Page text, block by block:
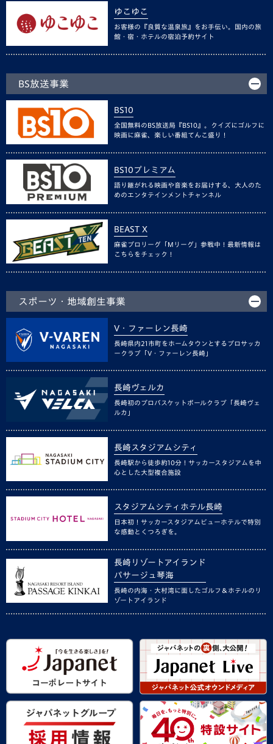
ゆこゆこ
お客様の『良質な温泉旅』をお手伝い。国内の旅
館・宿・ホテルの宿泊予約サイト
BS放送事業
BS10
全国無料のBS放送局『BS10』。クイズにゴルフに
映画に麻雀、楽しい番組てんこ盛り！
BS10プレミアム
語り継がれる映画や音楽をお届けする、大人のた
めのエンタテインメントチャンネル
BEAST X
麻雀プロリーグ「Mリーグ」参戦中！最新情報は
こちらをチェック！
スポーツ・地域創生事業
V・ファーレン長崎
長崎県内21市町をホームタウンとするプロサッカ
ークラブ「V・ファーレン長崎」
長崎ヴェルカ
長崎初のプロバスケットボールクラブ「長崎ヴェ
ルカ」
長崎スタジアムシティ
長崎駅から徒歩約10分！サッカースタジアムを中
心とした大型複合施設
スタジアムシティホテル長崎
日本初！サッカースタジアムビューホテルで特別
な感動とくつろぎを。
長崎リゾートアイランド
パサージュ琴海
長崎の内海・大村湾に面したゴルフ＆ホテルのリ
ゾートアイランド